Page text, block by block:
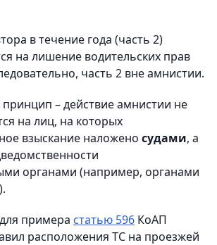
в течение года (часть 2)
на лишение водительских прав
часть 2 вне амнистии.
– действие амнистии не
на лиц, на которых
взыскание наложено судами, а
органами (например, органами
примера статью 596 КоАП
расположения ТС на проезжей